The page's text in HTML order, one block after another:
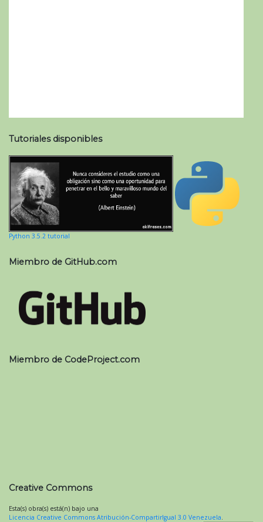
Tutoriales disponibles
Python 3.5.2 tutorial
Miembro de GitHub.com
Miembro de CodeProject.com
Creative Commons
Esta(s) obra(s) está(n) bajo una
Licencia Creative Commons Atribución-CompartirIgual 3.0 Venezuela